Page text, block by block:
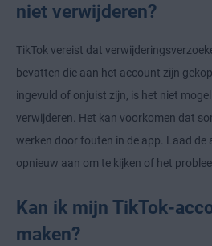
niet verwijderen?
TikTok vereist dat
bevatten die aan het account zijn
ingevuld of onjuist zijn, is het niet
verwijderen. Het kan voorkomen dat
werken door fouten in de app. Laad de
opnieuw aan om te kijken of het
Kan ik mijn TikTok-
maken?